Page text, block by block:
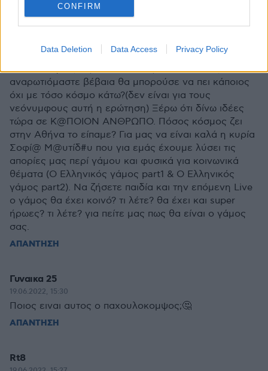
CONFIRM
Data Deletion Data Access Privacy Policy
19.06.2022, 16:14
Παιδιά κάποιοι θέλουν να κάνουν έτσι πρόταση
γάμου, τι να κάνουμε τώρα πήρε τους φίλους του το
παιδί μπορεί να πήρε βέβαια και την μισή Αθήνα μαζί
δεν έχει σημασία, αυτό που έχει σημασία είναι ότι το
ναι ειπώθηκε (θες το θέλε? θες δεν το θέλε?)
αναρωτιόμαστε βέβαια θα μπορούσε να πει κάποιος
όχι με τόσο κόσμο κάτω?(δεν είναι για τους
νεόνυμφους αυτή η ερώτηση) Ξέρω ότι δίνω ιδέες
τώρα σε Κ@ΠΟΙΟΝ ΑΝΘΡΩΠΟ. Πόσος κόσμος ζει
στην Αθήνα το είπαμε? Για μας να είναι καλά η κυρία
Σοφί@ Μ@υτίδ#υ που για εμάς έχουμε λύσει τις
απορίες μας περί γάμου και φυσικά για κοινωνικά
θέματα (O Ελληνικός γάμος part1 & Ο Ελληνικός
γάμος part2). Να ζήσετε παιδία και την επόμενη Live
ο γάμος θα έχει κοινό? τι λέτε? θα έχει και super
ήρωες? τι λέτε? για πείτε μας πως θα είναι ο γάμος
σας.
ΑΠΑΝΤΗΣΗ
Γυναικα 25
19.06.2022, 15:30
Ποιος ειναι αυτος ο παχουλοκομψος;🤔
ΑΠΑΝΤΗΣΗ
Rt8